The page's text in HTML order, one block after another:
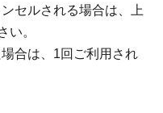
セルされる場合は、上
い。
合は、1回ご利用され